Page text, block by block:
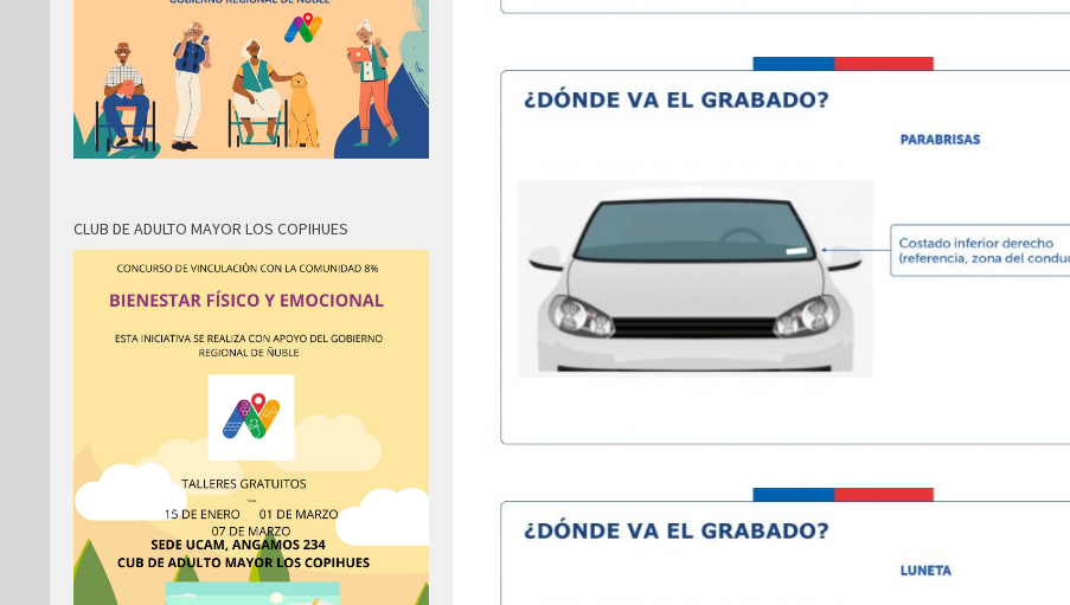
CLUB DE ADULTO MAYOR LOS COPIHUES